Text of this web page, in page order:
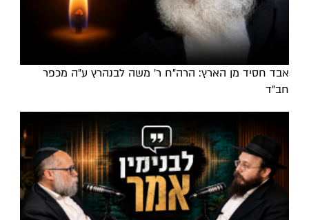
אבד חסיד מן הארץ: הרה"ח ר' משה לבנהרץ ע"ה מכפר
חב"ד